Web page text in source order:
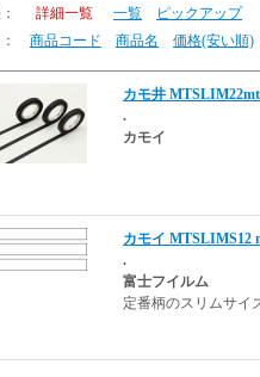
詳細一覧 一覧
ピックアップ
商品コード 商品名 価格(安い順)
カモ井
.
カモイ
カモイ MTSLIMS12
.
富士フイルム
定番柄のスリムサ